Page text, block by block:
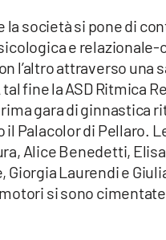
la società si pone di
e relazionale-
l’altro attraverso una
fine la ASD Ritmica
gara di ginnastica
il Palacolor di Pellaro.
Alice Benedetti,
Giorgia Laurendi e
si sono